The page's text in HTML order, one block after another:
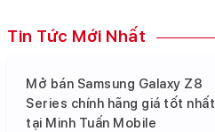
Tin Tức Mới Nhất
Mở bán Samsung Galaxy Z8
Series chính hãng giá tốt nhất
tại Minh Tuấn Mobile